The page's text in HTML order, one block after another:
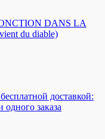
DANS LA
du diable)
доставкой:
заказа